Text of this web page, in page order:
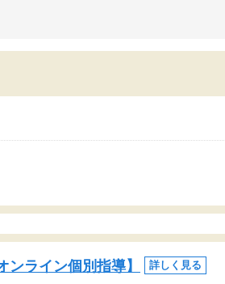
ンライン個別指導】 詳しく見る